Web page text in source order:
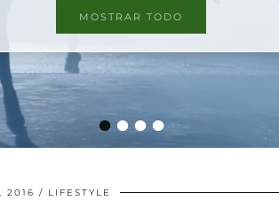
••••
MOSTRAR TODO
2016 LIFESTYLE